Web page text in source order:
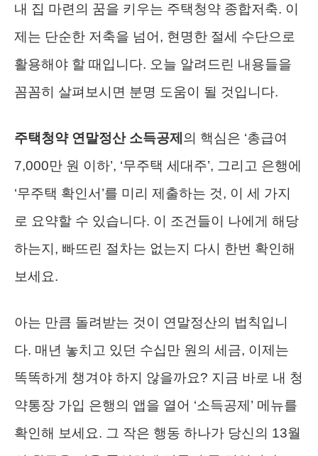
내 집 마련의 꿈을 키우는 주택청약 종합저축. 이
제는 단순한 저축을 넘어, 현명한 절세 수단으로
활용해야 할 때입니다. 오늘 알려드린 내용들을
꼼꼼히 살펴보시면 분명 도움이 될 것입니다.
주택청약 연말정산 소득공제 의 핵심은 ‘총급여
7,000만 원 이하’, ‘무주택 세대주’, 그리고 은행에
‘무주택 확인서’를 미리 제출하는 것, 이 세 가지
로 요약할 수 있습니다. 이 조건들이 나에게 해당
하는지, 빠뜨린 절차는 없는지 다시 한번 확인해
보세요.
아는 만큼 돌려받는 것이 연말정산의 법칙입니
다. 매년 놓치고 있던 수십만 원의 세금, 이제는
똑똑하게 챙겨야 하지 않을까요? 지금 바로 내 청
약통장 가입 은행의 앱을 열어 ‘소득공제’ 메뉴를
확인해 보세요. 그 작은 행동 하나가 당신의 13월